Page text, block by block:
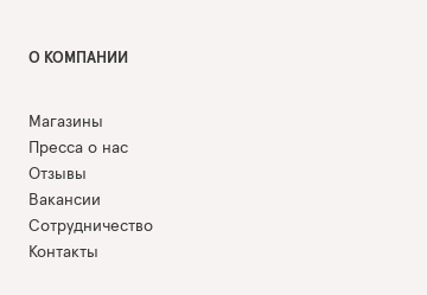
О КОМПАНИИ
Магазины
Пресса о нас
Отзывы
Вакансии
Сотрудничество
Контакты